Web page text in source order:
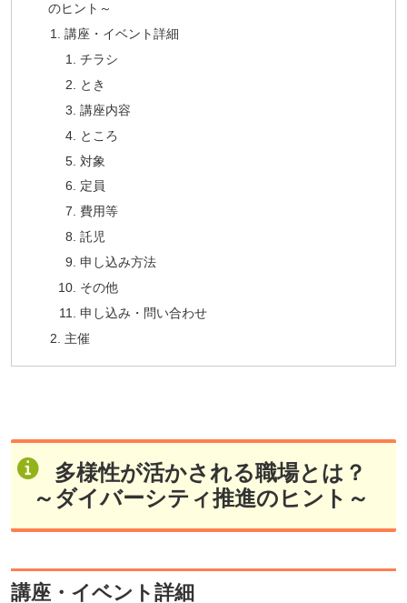
のヒント～
講座・イベント詳細
チラシ
とき
講座内容
ところ
対象
定員
費用等
託児
申し込み方法
その他
申し込み・問い合わせ
主催
多様性が活かされる職場とは？
～ダイバーシティ推進のヒント～
講座・イベント詳細